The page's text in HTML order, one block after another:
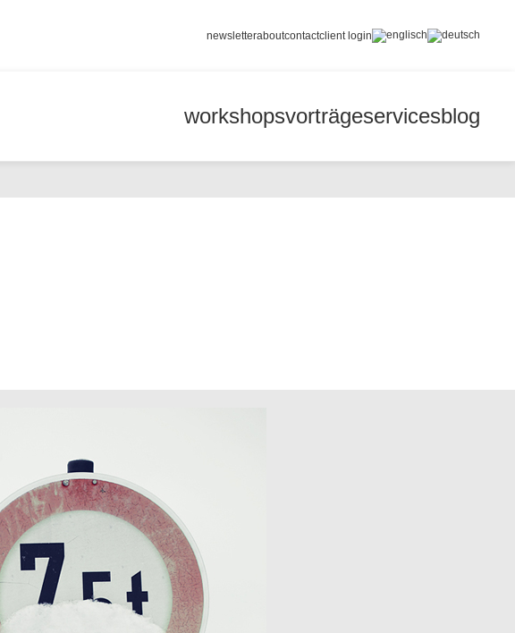
newsletteraboutcontactclient login
workshopsvorträgeservicesblog